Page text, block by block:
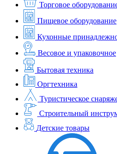
Торговое
Пищевое оборудование
Кухонные
Весовое и упаковочное
Бытовая техника
Оргтехника
Туристическое
Строительный
Детские товары